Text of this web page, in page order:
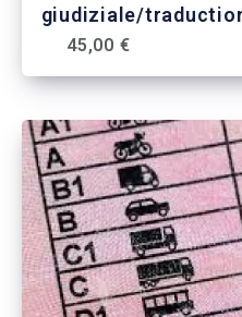
giudiziale/
45,00 €